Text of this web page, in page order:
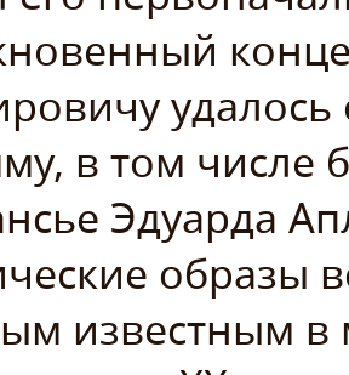
в том числе
Эдуарда
образы
известным